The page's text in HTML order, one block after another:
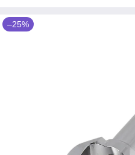
–25%